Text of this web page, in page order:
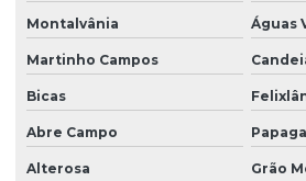
Montalvânia Águas
Martinho Campos
Bicas
Abre Campo
Alterosa Grão